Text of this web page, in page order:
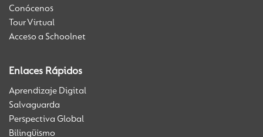
Conócenos
Tour Virtual
Acceso a Schoolnet
Enlaces Rápidos
Aprendizaje Digital
Salvaguarda
Perspectiva Global
Bilingüismo